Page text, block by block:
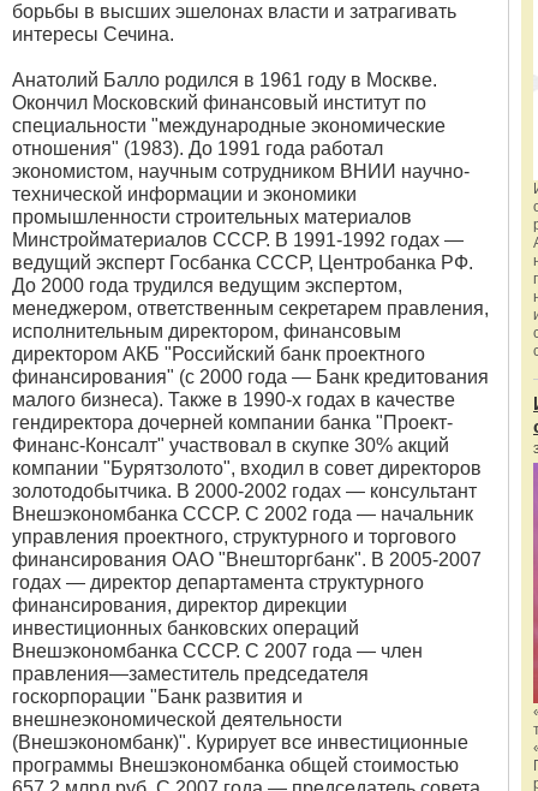
борьбы в высших эшелонах власти и затрагивать
интересы Сечина.
Анатолий Балло родился в 1961 году в Москве.
Окончил Московский финансовый институт по
специальности "международные экономические
отношения" (1983). До 1991 года работал
экономистом, научным сотрудником ВНИИ научно-
технической информации и экономики
промышленности строительных материалов
Минстройматериалов СССР. В 1991-1992 годах —
ведущий эксперт Госбанка СССР, Центробанка РФ.
До 2000 года трудился ведущим экспертом,
менеджером, ответственным секретарем правления,
исполнительным директором, финансовым
директором АКБ "Российский банк проектного
финансирования" (с 2000 года — Банк кредитования
малого бизнеса). Также в 1990-х годах в качестве
гендиректора дочерней компании банка "Проект-
Финанс-Консалт" участвовал в скупке 30% акций
компании "Бурятзолото", входил в совет директоров
золотодобытчика. В 2000-2002 годах — консультант
Внешэкономбанка СССР. С 2002 года — начальник
управления проектного, структурного и торгового
финансирования ОАО "Внешторгбанк". В 2005-2007
годах — директор департамента структурного
финансирования, директор дирекции
инвестиционных банковских операций
Внешэкономбанка СССР. С 2007 года — член
правления—заместитель председателя
госкорпорации "Банк развития и
внешнеэкономической деятельности
(Внешэкономбанк)". Курирует все инвестиционные
программы Внешэкономбанка общей стоимостью